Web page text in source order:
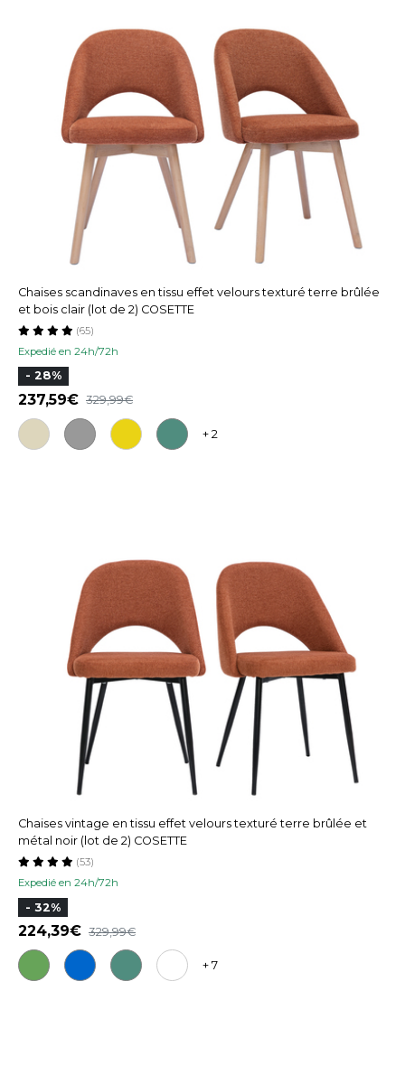
Chaises scandinaves en tissu effet velours texturé terre brûlée
et bois clair (lot de 2) COSETTE
Expedié en 24h/72h
(65)
- 28%
237,59 329,99
+ 2
Chaises vintage en tissu effet velours texturé terre brûlée et
métal noir (lot de 2) COSETTE
Expedié en 24h/72h
(53)
- 32%
224,39 329,99
+ 7